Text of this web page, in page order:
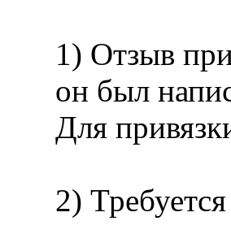
1) Отзыв
он был
Для
2)